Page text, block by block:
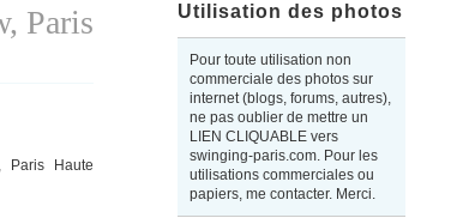
Utilisation des photos
Pour toute utilisation non
commerciale des photos sur
internet (blogs, forums, autres),
ne pas oublier de mettre un
LIEN CLIQUABLE vers
swinging-paris.com. Pour les
utilisations commerciales ou
papiers, me contacter. Merci.
Paris
Paris Haute